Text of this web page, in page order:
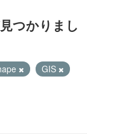
つかりまし
GIS